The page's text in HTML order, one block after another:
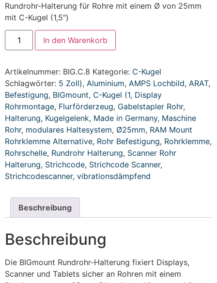
Rundrohr-Halterung für Rohre mit einem Ø von 25mm
mit C-Kugel (1,5″)
In den Warenkorb
Artikelnummer: BIG.C.8 Kategorie: C-Kugel
Schlagwörter: 5 Zoll), Aluminium, AMPS Lochbild, ARAT,
Befestigung, BIGmount, C-Kugel (1, Display
Rohrmontage, Flurförderzeug, Gabelstapler Rohr,
Halterung, Kugelgelenk, Made in Germany, Maschine
Rohr, modulares Haltesystem, Ø25mm, RAM Mount
Rohrklemme Alternative, Rohr Befestigung, Rohrklemme,
Rohrschelle, Rundrohr Halterung, Scanner Rohr
Halterung, Strichcode, Strichcode Scanner,
Strichcodescanner, vibrationsdämpfend
Beschreibung
Beschreibung
Die BIGmount Rundrohr-Halterung fixiert Displays,
Scanner und Tablets sicher an Rohren mit einem